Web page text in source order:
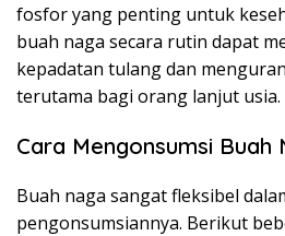
fosfor yang penting untuk
buah naga secara rutin dapat
kepadatan tulang dan
terutama bagi orang lanjut usia.
Cara Mengonsumsi Buah
Buah naga sangat fleksibel
pengonsumsiannya. Berikut